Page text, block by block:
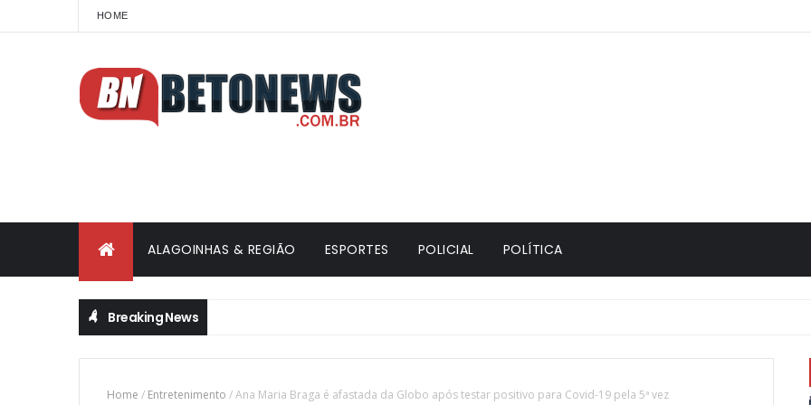
HOME
ALAGOINHAS & REGIÃO ESPORTES POLICIAL POLÍTICA
Breaking News
Home / Entretenimento /Ana Maria Braga é afastada da Globo após testar positivo para Covid-19 pela 5ª vez